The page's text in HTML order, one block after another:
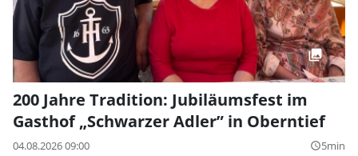
200 Jahre Tradition: Jubiläumsfest im
Gasthof „Schwarzer Adler” in Oberntief
04.08.2026 09:00 query_builder5min